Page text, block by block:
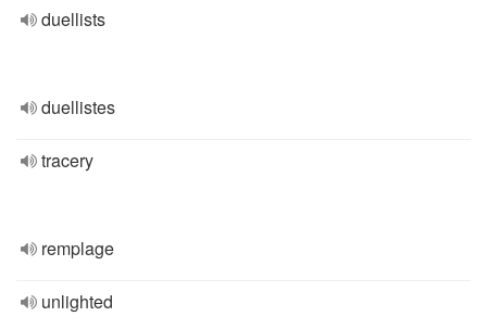
duellists
duellistes
tracery
remplage
unlighted